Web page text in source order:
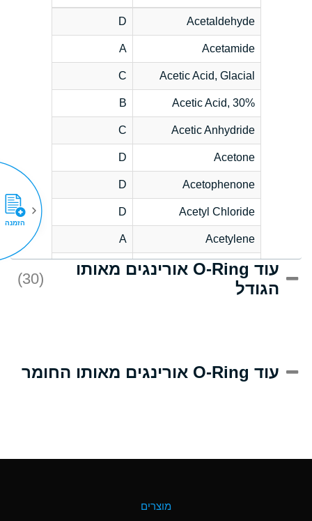
Acetaldehyde
D
Acetamide
A
Acetic Acid, Glacial
C
Acetic Acid, 30%
B
Acetic Anhydride
C
Acetone
D
Acetophenone
D
Acetyl Chloride
D
Acetylene
A
Acrlylonitrile
D
Adipic Acid
(Aqueous)
עוד O-Ring אורינגים מאותו
הגודל
(30)
עוד O-Ring אורינגים מאותו החומר
מוצרים
הזמנה